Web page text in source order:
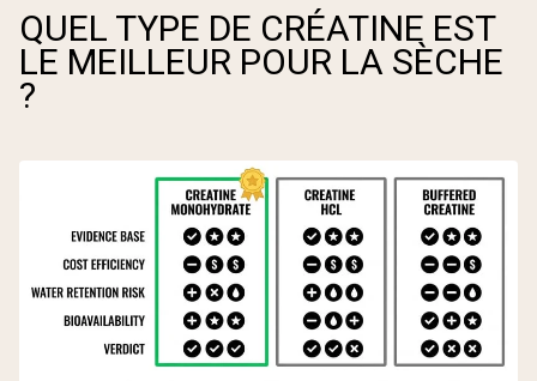
QUEL TYPE DE CRÉATINE EST
LE MEILLEUR POUR LA SÈCHE
?